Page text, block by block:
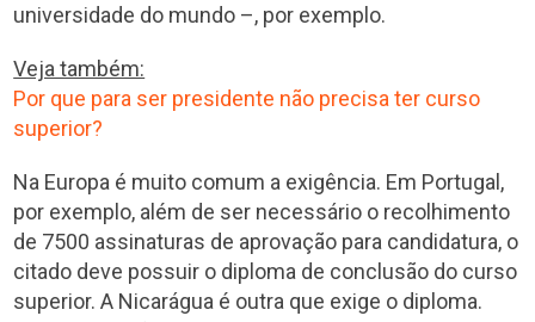
universidade do mundo –, por exemplo.
Veja também:
Por que para ser presidente não precisa ter curso
superior?
Na Europa é muito comum a exigência. Em Portugal,
por exemplo, além de ser necessário o recolhimento
de 7500 assinaturas de aprovação para candidatura, o
citado deve possuir o diploma de conclusão do curso
superior. A Nicarágua é outra que exige o diploma.